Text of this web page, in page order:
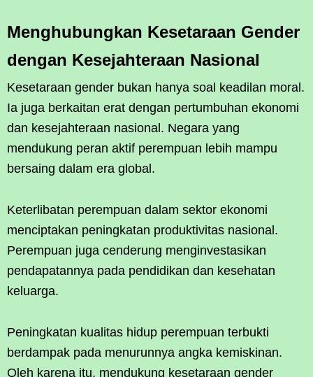
Menghubungkan Kesetaraan Gender
dengan Kesejahteraan Nasional
Kesetaraan gender bukan hanya soal keadilan moral.
Ia juga berkaitan erat dengan pertumbuhan ekonomi
dan kesejahteraan nasional. Negara yang
mendukung peran aktif perempuan lebih mampu
bersaing dalam era global.
Keterlibatan perempuan dalam sektor ekonomi
menciptakan peningkatan produktivitas nasional.
Perempuan juga cenderung menginvestasikan
pendapatannya pada pendidikan dan kesehatan
keluarga.
Peningkatan kualitas hidup perempuan terbukti
berdampak pada menurunnya angka kemiskinan.
Oleh karena itu, mendukung kesetaraan gender